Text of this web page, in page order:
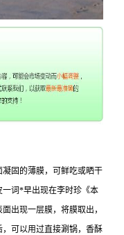
固的薄膜，可鲜吃或晒干
词*早出现在李时珍《本
出现一层膜，将膜取出，
可以用过直接涮锅，香酥